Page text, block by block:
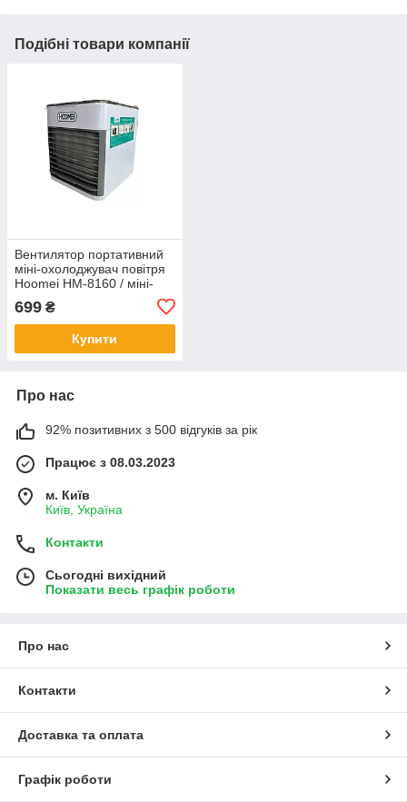
Подібні товари компанії
Вентилятор портативний
міні-охолоджувач повітря
Hoomei HM-8160 / міні-
699 ₴
Купити
Про нас
92% позитивних з 500 відгуків за рік
Працює з 08.03.2023
м. Київ
Київ, Україна
Контакти
Сьогодні вихідний
Показати весь графік роботи
Про нас
Контакти
Доставка та оплата
Графік роботи